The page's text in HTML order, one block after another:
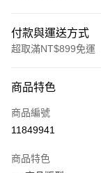
付款與運送方式
超取滿NT$899免運
信用卡一次付款
LINE Pay
商品特色
商品編號
11849941
商品特色